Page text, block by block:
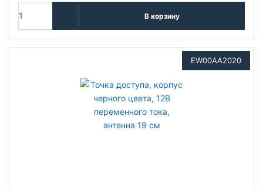
В корзину
EW00AA2020